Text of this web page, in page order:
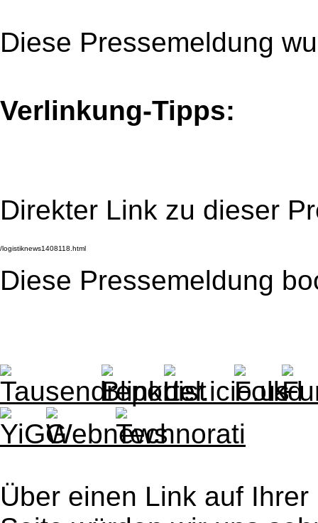
Diese Pressemeldung
Verlinkung-Tipps:
Direkter Link zu dieser
Diese Pressemeldung
Über einen Link auf